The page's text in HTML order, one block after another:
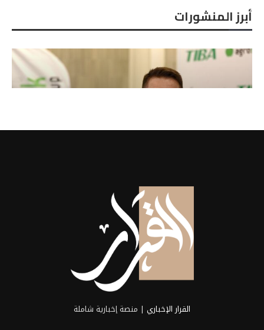
أبرز المنشورات
القرار الإخباري | منصة إخبارية شاملة